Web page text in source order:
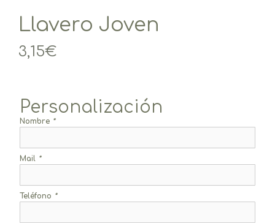
Llavero Joven
3,15€
Personalización
Nombre *
Mail *
Teléfono *